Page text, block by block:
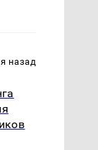
назад